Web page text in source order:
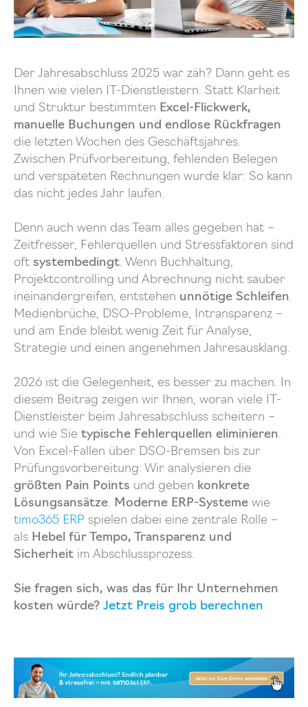
Der Jahresabschluss 2025 war zäh? Dann geht es
Ihnen wie vielen IT-Dienstleistern. Statt Klarheit
und Struktur bestimmten Excel-Flickwerk,
manuelle Buchungen und endlose Rückfragen
die letzten Wochen des Geschäftsjahres.
Zwischen Prüfvorbereitung, fehlenden Belegen
und verspäteten Rechnungen wurde klar: So kann
das nicht jedes Jahr laufen.
Denn auch wenn das Team alles gegeben hat –
Zeitfresser, Fehlerquellen und Stressfaktoren sind
oft systembedingt. Wenn Buchhaltung,
Projektcontrolling und Abrechnung nicht sauber
ineinandergreifen, entstehen unnötige Schleifen.
Medienbrüche, DSO-Probleme, Intransparenz –
und am Ende bleibt wenig Zeit für Analyse,
Strategie und einen angenehmen Jahresausklang.
2026 ist die Gelegenheit, es besser zu machen. In
diesem Beitrag zeigen wir Ihnen, woran viele IT-
Dienstleister beim Jahresabschluss scheitern –
und wie Sie typische Fehlerquellen eliminieren.
Von Excel-Fallen über DSO-Bremsen bis zur
Prüfungsvorbereitung: Wir analysieren die
größten Pain Points und geben konkrete
Lösungsansätze. Moderne ERP-Systeme wie
timo365 ERP spielen dabei eine zentrale Rolle –
als Hebel für Tempo, Transparenz und
Sicherheit im Abschlussprozess.
Sie fragen sich, was das für Ihr Unternehmen
kosten würde? Jetzt Preis grob berechnen